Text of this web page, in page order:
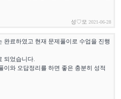
성♡모 2021-06-28
완료하였고 현재 문제풀이로 수업을 진행
되었습니다.
와 오답정리를 하면 좋은 충분히 성적